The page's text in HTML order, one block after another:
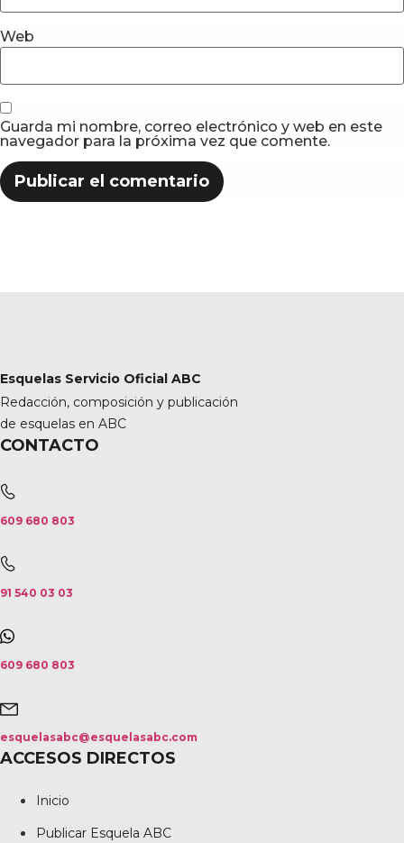
Web
Guarda mi nombre, correo electrónico y web en este
navegador para la próxima vez que comente.
Esquelas Servicio Oficial ABC
Redacción, composición y publicación
de esquelas en ABC
CONTACTO
609 680 803
91 540 03 03
609 680 803
esquelasabc@esquelasabc.com
ACCESOS DIRECTOS
Inicio
Publicar Esquela ABC